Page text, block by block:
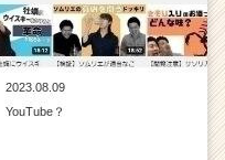
2023.08.09
YouTube？